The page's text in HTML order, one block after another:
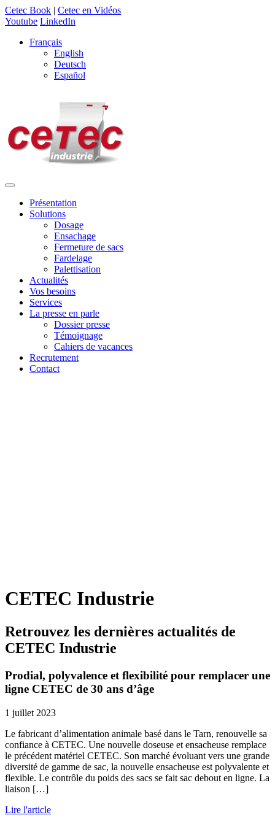
Cetec Book | Cetec en Vidéos
Youtube LinkedIn
Français
English
Deutsch
Español
Présentation
Solutions
Dosage
Ensachage
Fermeture de sacs
Fardelage
Palettisation
Actualités
Vos besoins
Services
La presse en parle
Dossier presse
Témoignage
Cahiers de vacances
Recrutement
Contact
CETEC Industrie
Retrouvez les dernières actualités de
CETEC Industrie
Prodial, polyvalence et flexibilité pour remplacer une
ligne CETEC de 30 ans d’âge
1 juillet 2023
Le fabricant d’alimentation animale basé dans le Tarn, renouvelle sa
confiance à CETEC. Une nouvelle doseuse et ensacheuse remplace
le précédent matériel CETEC. Son marché évoluant vers une grande
diversité de gamme de sac, la nouvelle ensacheuse est polyvalente et
flexible. Le contrôle du poids des sacs se fait sac debout en ligne. La
liaison […]
Lire l'article